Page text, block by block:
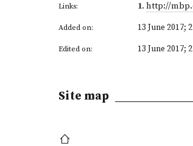
Links: 1. http://
Added on: 13 June 2017;
Edited on: 13 June 2017;
Site map